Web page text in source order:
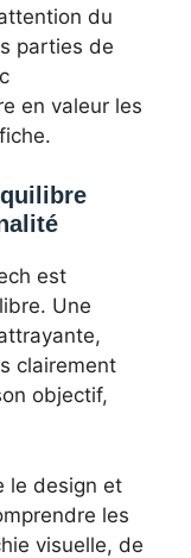
du
parties de
en valeur les
est
Une
clairement
objectif,
le design et
les
visuelle, de